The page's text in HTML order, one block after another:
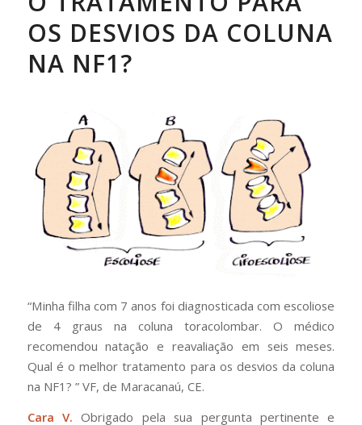
OS DESVIOS DA COLUNA
NA NF1?
“Minha filha com 7 anos foi diagnosticada com escoliose
de 4 graus na coluna toracolombar. O médico
recomendou natação e reavaliação em seis meses.
Qual é o melhor tratamento para os desvios da coluna
na NF1? ” VF, de Maracanaú, CE.
Cara V.Obrigado pela sua pergunta pertinente e